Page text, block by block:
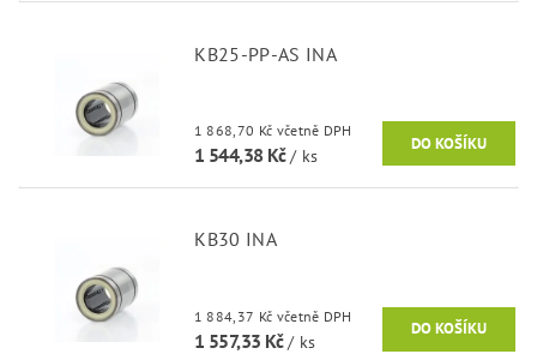
KB25-PP-AS INA
1 868,70 Kč včetně DPH
1 544,38 Kč/ ks
KB30 INA
1 884,37 Kč včetně DPH
1 557,33 Kč/ ks